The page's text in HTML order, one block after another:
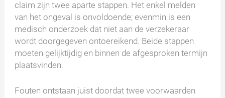
claim zijn twee aparte stappen. Het enkel melden
van het ongeval is onvoldoende; evenmin is een
medisch onderzoek dat niet aan de verzekeraar
wordt doorgegeven ontoereikend. Beide stappen
moeten gelijktijdig en binnen de afgesproken termijn
plaatsvinden.
Fouten ontstaan juist doordat twee voorwaarden